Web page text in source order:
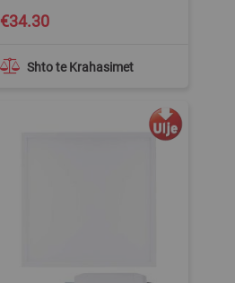
Shto te Krahasimet
€34.30